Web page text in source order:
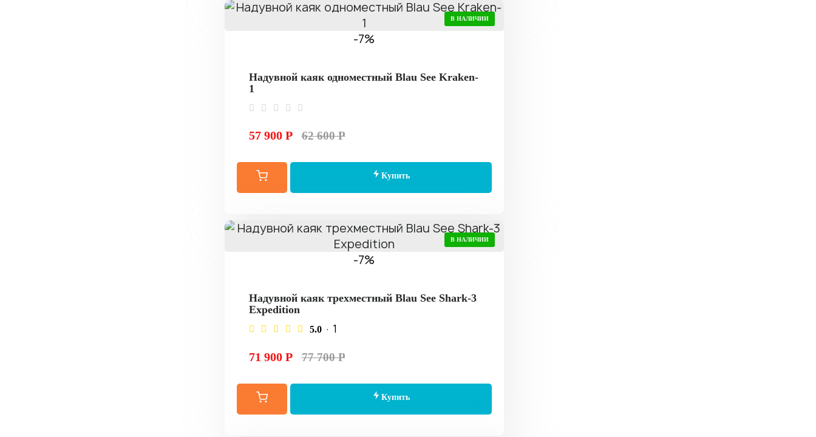
-7%
В НАЛИЧИИ
Надувной каяк одноместный Blau See Kraken-
1
57 900 Р 62 600 Р
Купить
-7%
В НАЛИЧИИ
Надувной каяк трехместный Blau See Shark-3
Expedition
5.0 · 1
71 900 Р 77 700 Р
Купить